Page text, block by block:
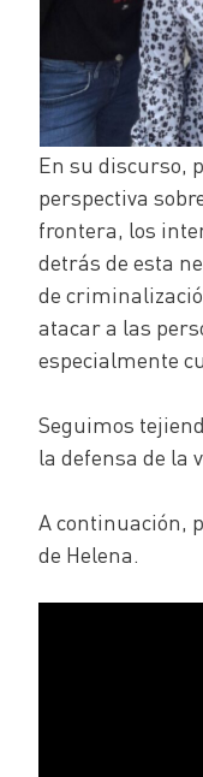
En su discurso,
perspectiva
frontera, los
detrás de esta
de
atacar a las
especialmente
Seguimos
la defensa de la
A continuación,
de Helena.